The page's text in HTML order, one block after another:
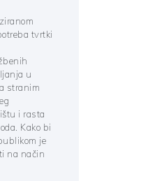
tvrtki
u
stranim
i rasta
Kako bi
je
na način